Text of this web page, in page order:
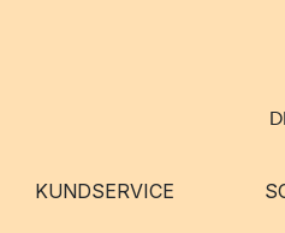
KUNDSERVICE